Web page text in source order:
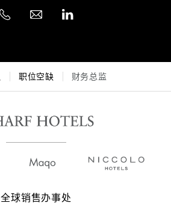
职位空缺 财务总监
全球销售办事处